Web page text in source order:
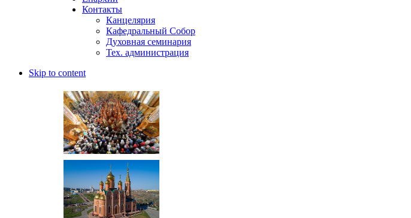
Контакты
Канцелярия
Кафедральный Собор
Духовная семинария
Тех. администрация
Skip to content